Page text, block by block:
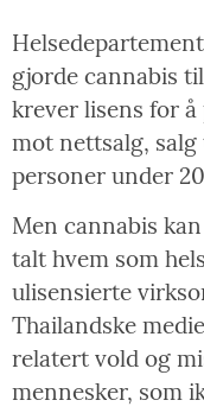
gjorde cannabis
krever lisens for
mot nettsalg,
personer under
Men cannabis
talt hvem som
ulisensierte
Thailandske
relatert vold og
mennesker, som